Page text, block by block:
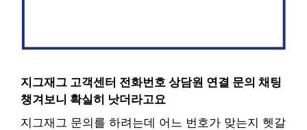
지그재그 고객센터 전화번호 상담원 연결 문의 채팅
챙겨보니 확실히 낫더라고요
지그재그 문의를 하려는데 어느 번호가 맞는지 헷갈